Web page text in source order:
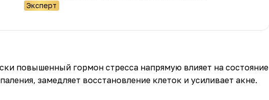
Эксперт
повышенный гормон стресса напрямую влияет на состояние
замедляет восстановление клеток и усиливает акне.